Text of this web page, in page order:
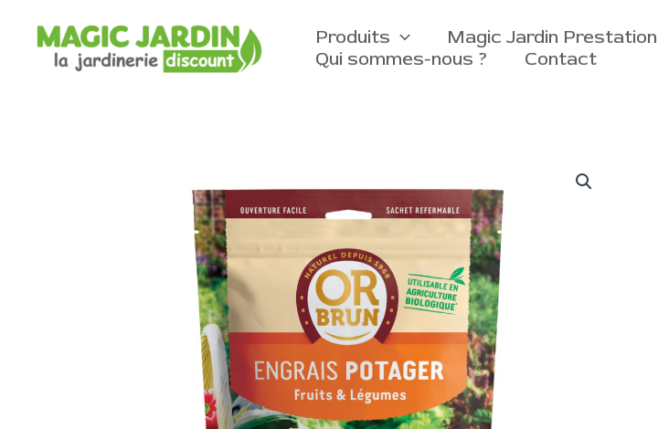
contenu
Produits Magic Jardin Prestation
Qui sommes-nous ?
Contact